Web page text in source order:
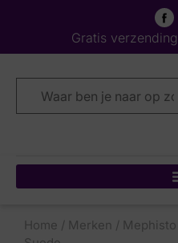
Gratis
Home / Merken / Mephisto